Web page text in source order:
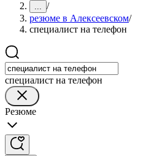
... /
резюме в Алексеевском/
специалист на телефон
специалист на телефон
Резюме